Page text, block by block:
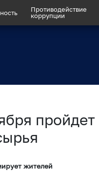
Противодействие
коррупции
пройдет
жителей